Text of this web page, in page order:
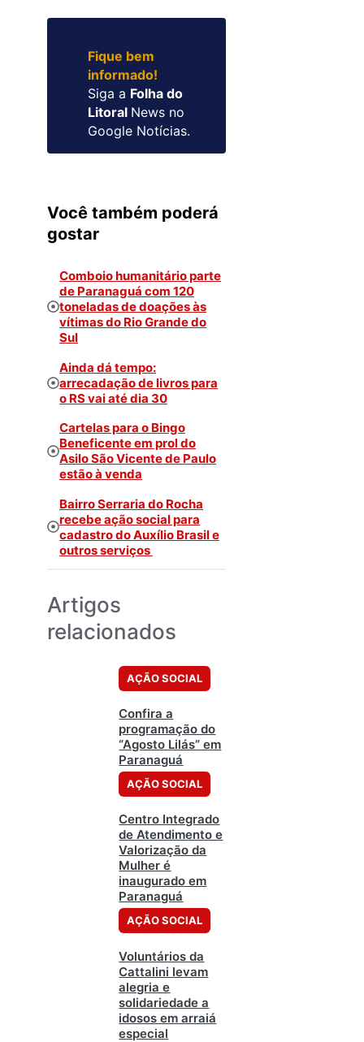
Fique bem
informado!
Siga a Folha do
Litoral News no
Google Notícias.
Você também poderá
gostar
Comboio humanitário parte
de Paranaguá com 120
toneladas de doações às
vítimas do Rio Grande do
Sul
Ainda dá tempo:
arrecadação de livros para
o RS vai até dia 30
Cartelas para o Bingo
Beneficente em prol do
Asilo São Vicente de Paulo
estão à venda
Bairro Serraria do Rocha
recebe ação social para
cadastro do Auxílio Brasil e
outros serviços
Artigos
relacionados
AÇÃO SOCIAL
Confira a
programação do
“Agosto Lilás” em
Paranaguá
AÇÃO SOCIAL
Centro Integrado
de Atendimento e
Valorização da
Mulher é
inaugurado em
Paranaguá
AÇÃO SOCIAL
Voluntários da
Cattalini levam
alegria e
solidariedade a
idosos em arraiá
especial